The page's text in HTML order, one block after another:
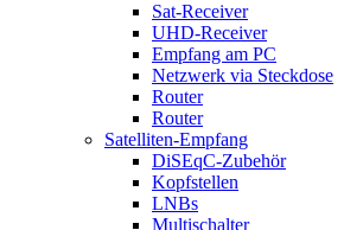
Sat-Receiver
UHD-Receiver
Empfang am PC
Netzwerk via Steckdose
Router
Router
Satelliten-Empfang
DiSEqC-Zubehör
Kopfstellen
LNBs
Multischalter